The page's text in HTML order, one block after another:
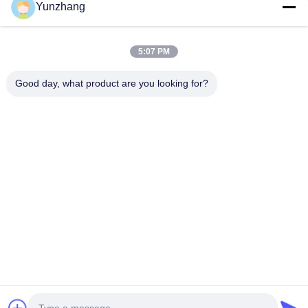
Yunzhang
5:07 PM
Good day, what product are you looking for?